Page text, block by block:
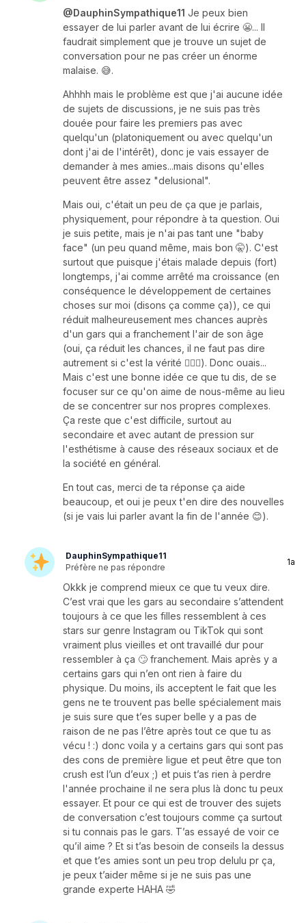
@DauphinSympathique11 Je peux bien
essayer de lui parler avant de lui écrire 😬... Il
faudrait simplement que je trouve un sujet de
conversation pour ne pas créer un énorme
malaise. 😅.
Ahhhh mais le problème est que j'ai aucune idée
de sujets de discussions, je ne suis pas très
douée pour faire les premiers pas avec
quelqu'un (platoniquement ou avec quelqu'un
dont j'ai de l'intérêt), donc je vais essayer de
demander à mes amies...mais disons qu'elles
peuvent être assez "delusional".
Mais oui, c'était un peu de ça que je parlais,
physiquement, pour répondre à ta question. Oui
je suis petite, mais je n'ai pas tant une "baby
face" (un peu quand même, mais bon 🤫). C'est
surtout que puisque j'étais malade depuis (fort)
longtemps, j'ai comme arrêté ma croissance (en
conséquence le développement de certaines
choses sur moi (disons ça comme ça)), ce qui
réduit malheureusement mes chances auprès
d'un gars qui a franchement l'air de son âge
(oui, ça réduit les chances, il ne faut pas dire
autrement si c'est la vérité 🤷🏻‍♀️). Donc ouais...
Mais c'est une bonne idée ce que tu dis, de se
focuser sur ce qu'on aime de nous-même au lieu
de se concentrer sur nos propres complexes.
Ça reste que c'est difficile, surtout au
secondaire et avec autant de pression sur
l'esthétisme à cause des réseaux sociaux et de
la société en général.
En tout cas, merci de ta réponse ça aide
beaucoup, et oui je peux t'en dire des nouvelles
(si je vais lui parler avant la fin de l'année 😊).
DauphinSympathique11
Préfère ne pas répondre
1a
Okkk je comprend mieux ce que tu veux dire.
C’est vrai que les gars au secondaire s’attendent
toujours à ce que les filles ressemblent à ces
stars sur genre Instagram ou TikTok qui sont
vraiment plus vieilles et ont travaillé dur pour
ressembler à ça 🙄 franchement. Mais après y a
certains gars qui n’en ont rien à faire du
physique. Du moins, ils acceptent le fait que les
gens ne te trouvent pas belle spécialement mais
je suis sure que t’es super belle y a pas de
raison de ne pas l’être après tout ce que tu as
vécu ! :) donc voila y a certains gars qui sont pas
des cons de première ligue et peut être que ton
crush est l’un d’eux ;) et puis t’as rien à perdre
l'année prochaine il ne sera plus là donc tu peux
essayer. Et pour ce qui est de trouver des sujets
de conversation c’est toujours comme ça surtout
si tu connais pas le gars. T’as essayé de voir ce
qu’il aime ? Et si t’as besoin de conseils la dessus
et que t’es amies sont un peu trop delulu pr ça,
je peux t’aider même si je ne suis pas une
grande experte HAHA 🤣